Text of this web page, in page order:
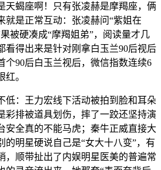
天蝎座啊！只有张凌赫是摩羯座，俩
就是正常互动：张凌赫问“紫姐在
被硬凑成“摩羯姐弟”，阅读量才几
看得出来是针对刚拿白玉兰90后视后
90后白玉兰视后，微信指数连续6
。
低：王力宏线下活动被拍到脸和耳朵
彩排被道具划伤，摔了一跤还坚持演
安全真的不能马虎；秦牛正威直接大
的明星硬说自己是“女大十八变”，有
，顺带扯出了内娱明星医美的普遍常